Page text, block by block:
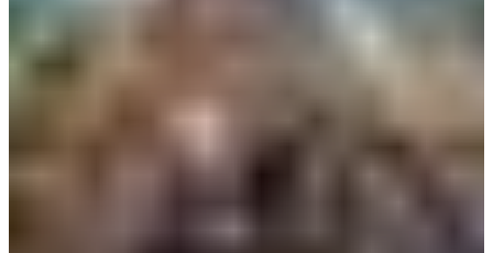
Lake Mary Ann
Ranges to Lake Mary Ann, where you can swim, canoe or feed the